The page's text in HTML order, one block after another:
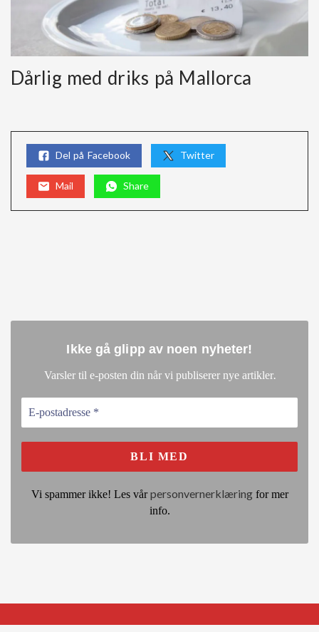
Dårlig med driks på Mallorca
Del på Facebook Twitter
Mail Share
Ikke gå glipp av noen nyheter!
Varsler til e-posten din når vi publiserer nye artikler.
Vi spammer ikke! Les vårpersonvernerklæringfor mer
info.